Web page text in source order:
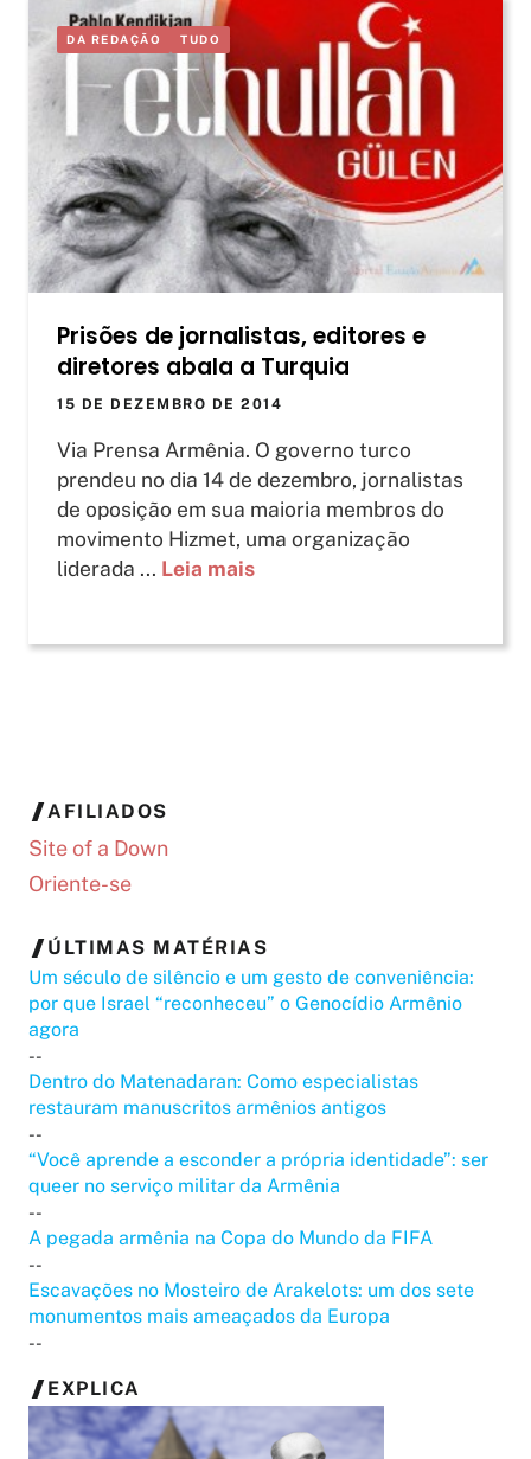
DA REDAÇÃO TUDO
Prisões de jornalistas, editores e
diretores abala a Turquia
15 DE DEZEMBRO DE 2014
Via Prensa Armênia. O governo turco
prendeu no dia 14 de dezembro, jornalistas
de oposição em sua maioria membros do
movimento Hizmet, uma organização
liderada ... Leia mais
AFILIADOS
Site of a Down
Oriente-se
ÚLTIMAS MATÉRIAS
Um século de silêncio e um gesto de conveniência:
por que Israel “reconheceu” o Genocídio Armênio
agora
--
Dentro do Matenadaran: Como especialistas
restauram manuscritos armênios antigos
--
“Você aprende a esconder a própria identidade”: ser
queer no serviço militar da Armênia
--
A pegada armênia na Copa do Mundo da FIFA
--
Escavações no Mosteiro de Arakelots: um dos sete
monumentos mais ameaçados da Europa
--
EXPLICA